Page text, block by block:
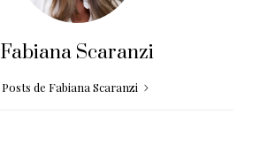
Fabiana Scaranzi
Posts de Fabiana Scaranzi